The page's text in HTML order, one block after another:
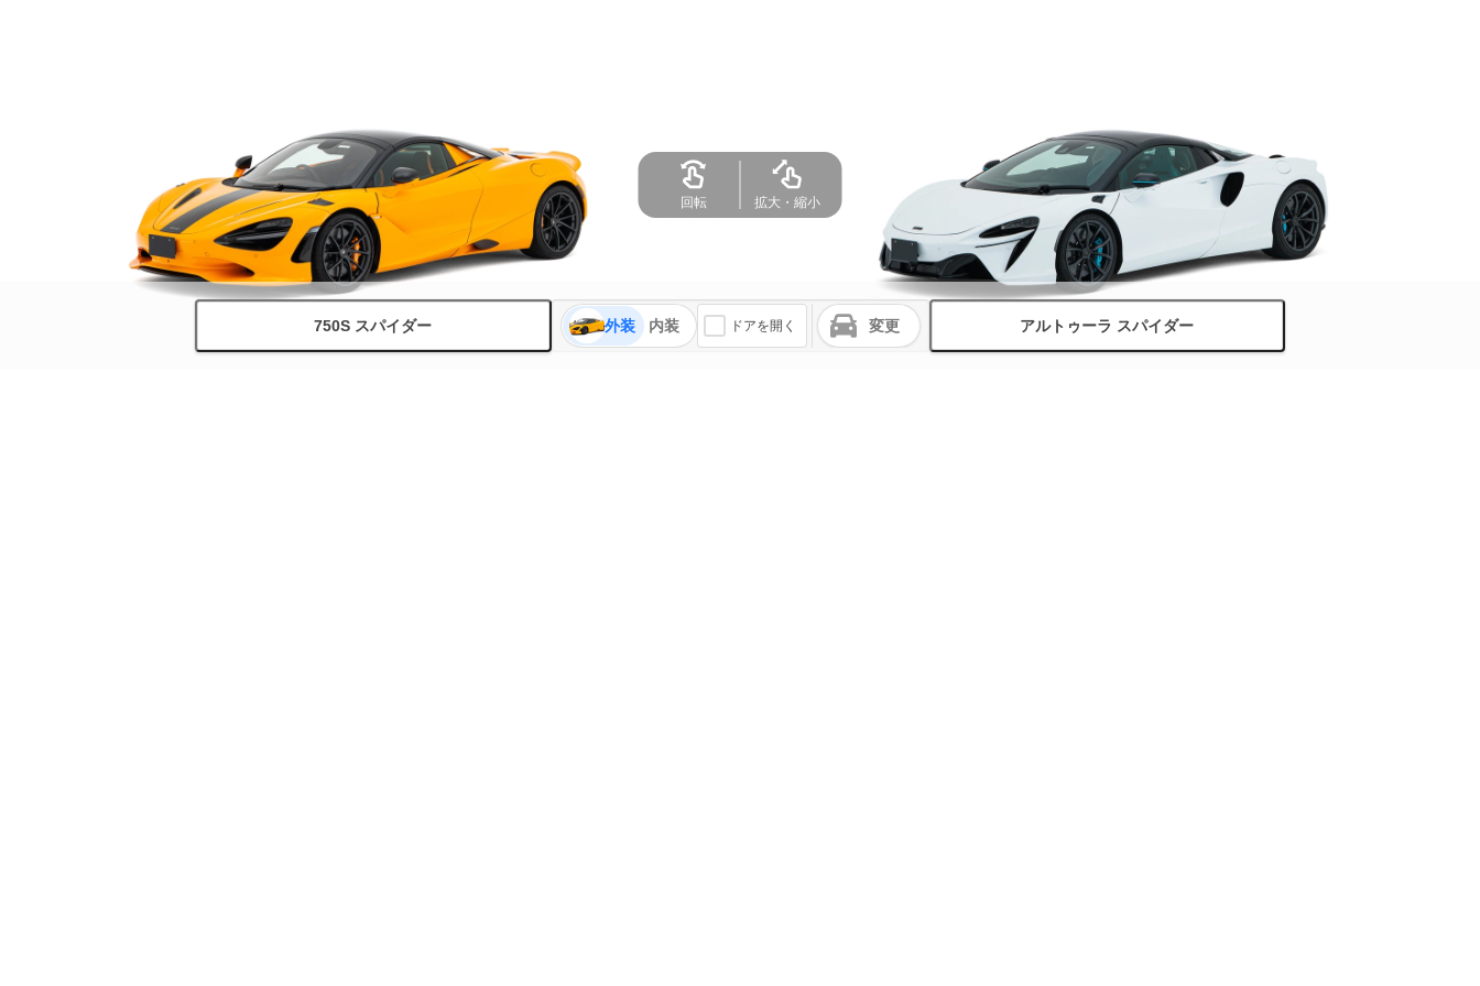
750S スパイダー 外装 内装 ドアを開く 変更 アルトゥーラ スパイダー
回転 拡大・縮小